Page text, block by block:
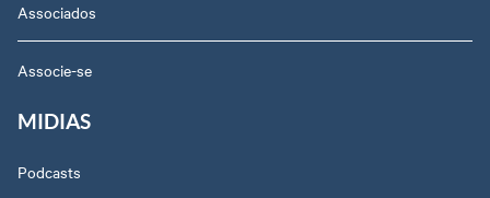
Associados
Associe-se
MIDIAS
Podcasts